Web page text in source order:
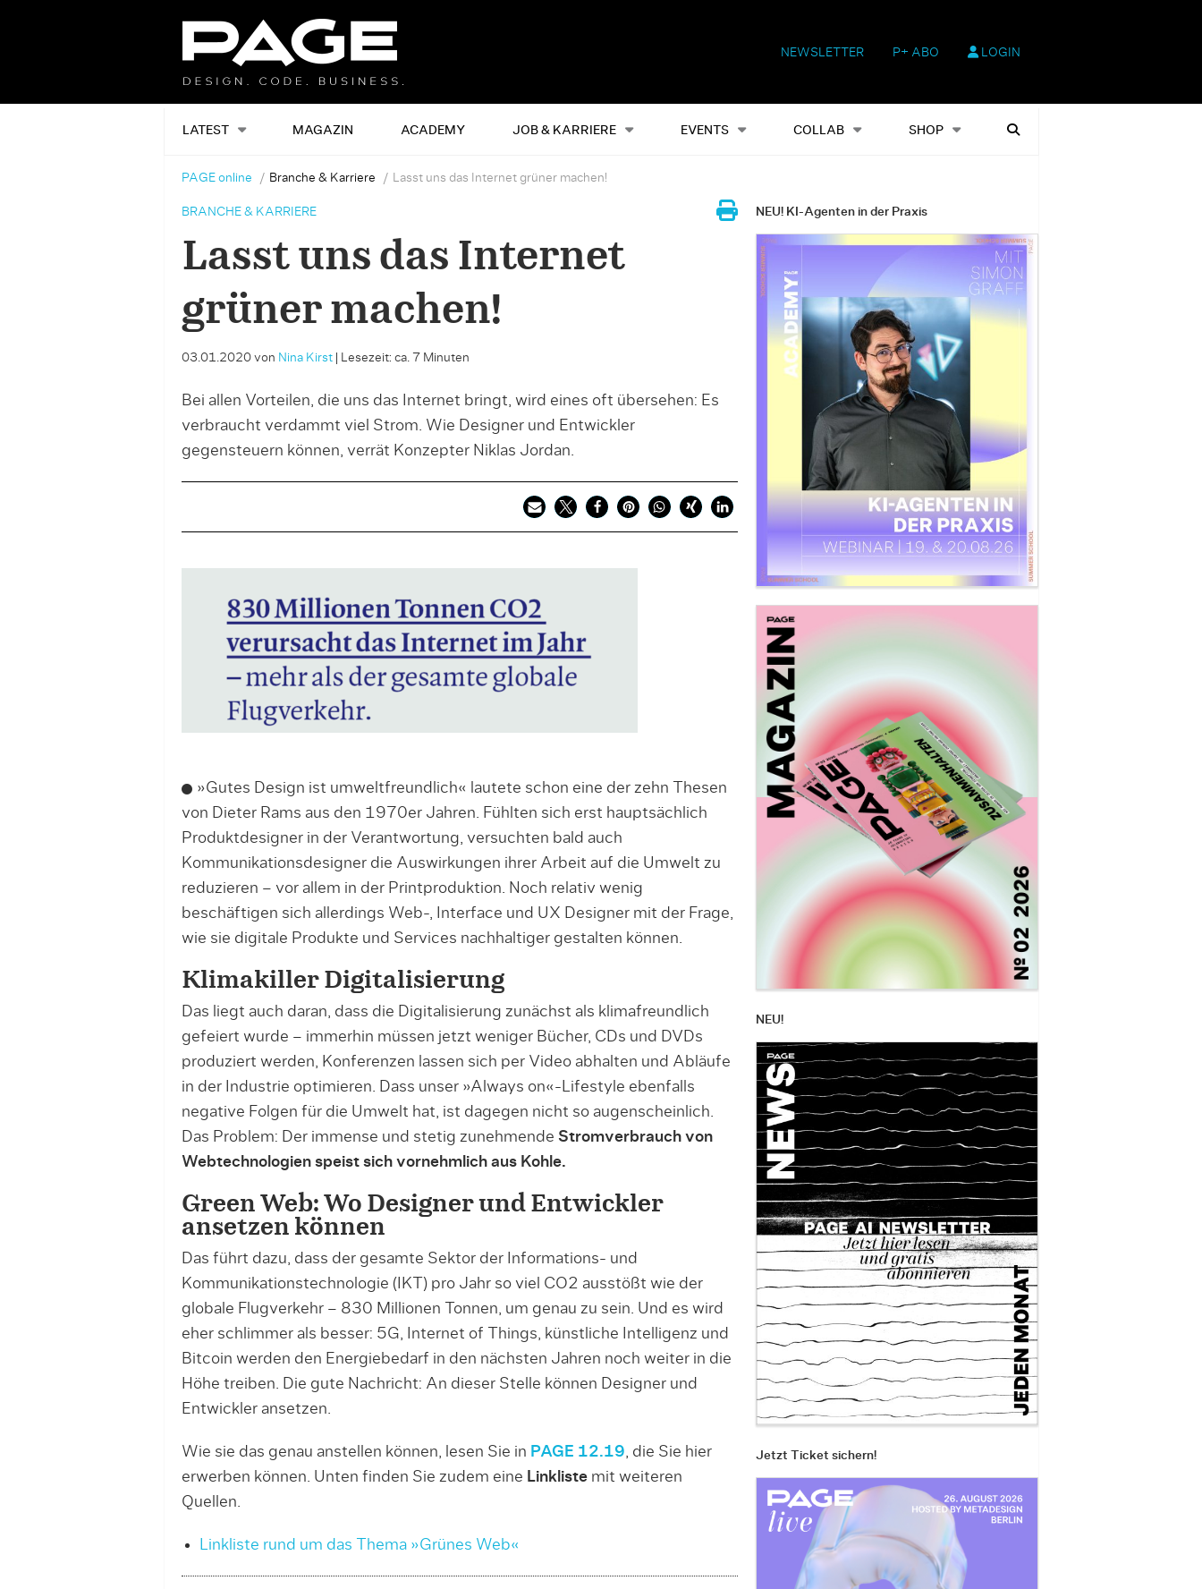
NEWSLETTER P+ ABO LOGIN
LATEST MAGAZIN ACADEMY JOB & KARRIERE EVENTS COLLAB SHOP
Alles Events Shop Heftausgaben Suchen
PAGE online Branche & Karriere Lasst uns das Internet grüner machen!
BRANCHE & KARRIERE
Lasst uns das Internet
grüner machen!
03.01.2020 von Nina Kirst| Lesezeit: ca. 7 Minuten
Bei allen Vorteilen, die uns das Internet bringt, wird eines oft übersehen: Es
verbraucht verdammt viel Strom. Wie Designer und Entwickler
gegensteuern können, verrät Konzepter Niklas Jordan.
»Gutes Design ist umweltfreundlich« lautete schon eine der zehn Thesen
von Dieter Rams aus den 1970er Jahren. Fühlten sich erst hauptsächlich
Produktdesigner in der Verantwortung, versuchten bald auch
Kommunikationsdesigner die Auswirkungen ihrer Arbeit auf die Umwelt zu
reduzieren – vor allem in der Printproduktion. Noch relativ wenig
beschäftigen sich allerdings Web-, Interface und UX Designer mit der Frage,
wie sie digitale Produkte und Services nachhaltiger gestalten können.
Klimakiller Digitalisierung
Das liegt auch daran, dass die Digitalisierung zunächst als klimafreundlich
gefeiert wurde – immerhin müssen jetzt weniger Bücher, CDs und DVDs
produziert werden, Konferenzen lassen sich per Video abhalten und Abläufe
in der Industrie optimieren. Dass unser »Always on«-Lifestyle ebenfalls
negative Folgen für die Umwelt hat, ist dagegen nicht so augenscheinlich.
Das Problem: Der immense und stetig zunehmende Stromverbrauch von
Webtechnologien speist sich vornehmlich aus Kohle.
Green Web: Wo Designer und Entwickler
ansetzen können
Das führt dazu, dass der gesamte Sektor der Informations- und
Kommunikationstechnologie (IKT) pro Jahr so viel CO2 ausstößt wie der
globale Flugverkehr – 830 Millionen Tonnen, um genau zu sein. Und es wird
eher schlimmer als besser: 5G, Internet of Things, künstliche Intelligenz und
Bitcoin werden den Energiebedarf in den nächsten Jahren noch weiter in die
Höhe treiben. Die gute Nachricht: An dieser Stelle können Designer und
Entwickler ansetzen.
Wie sie das genau anstellen können, lesen Sie in PAGE 12.19, die Sie hier
erwerben können. Unten finden Sie zudem eine Linklistemit weiteren
Quellen.
Linkliste rund um das Thema »Grünes Web«
NEU! KI-Agenten in der Praxis
NEU!
Jetzt Ticket sichern!